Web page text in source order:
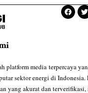
platform media terpercaya
sektor energi di Indonesia.
yang akurat dan